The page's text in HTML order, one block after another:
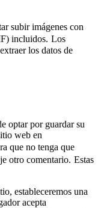
subir imágenes con
incluidos. Los
los datos de
optar por guardar su
web en
que no tenga que
otro comentario. Estas
estableceremos una
acepta